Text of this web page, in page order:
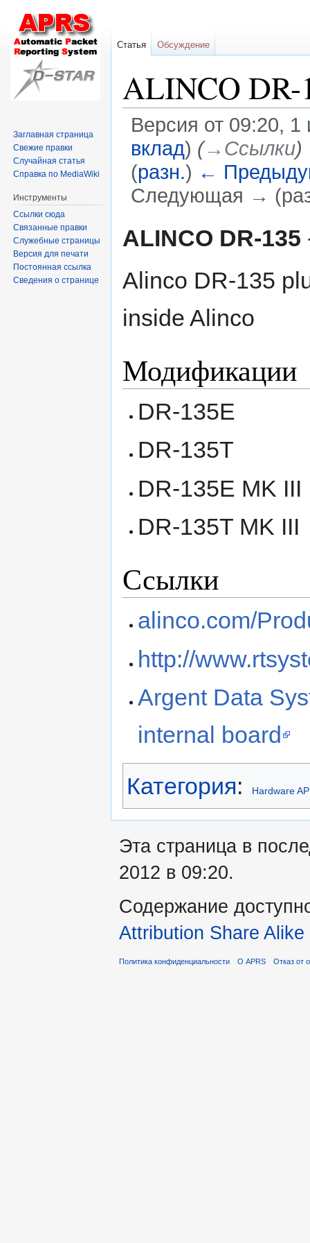
ALINCO DR-
Версия от 09:20,
вклад) (→‎Ссылки)
(разн.) ←
Следующая →
кк
ALINCO DR-135
Alinco DR-135
inside Alinco
Модификации
DR-135E
DR-135T
DR-135E MK III
DR-135T MK III
Ссылки
alinco.com/
http://
Argent Data
internal board
Категория: Hardware
Статья Обсуждение
Заглавная страница
Свежие правки
Случайная статья
Справка по MediaWiki
Инструменты
Ссылки сюда
Связанные правки
Служебные страницы
Версия для печати
Постоянная ссылка
Сведения о странице
Эта страница в
2012 в 09:20.
Содержание
Attribution Share Alike
Политика конфиденциальности О APRS Отказ от